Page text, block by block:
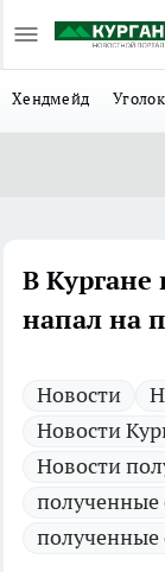
Хендмейд
В
напал на
Новости
Новости
Новости
полученные